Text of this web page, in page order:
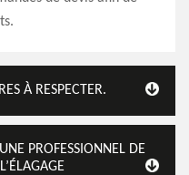
À RESPECTER.
PROFESSIONNEL DE